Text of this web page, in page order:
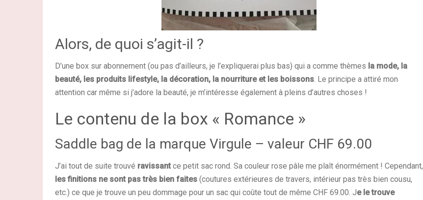
Alors, de quoi s’agit-il ?
D’une box sur abonnement (ou pas d’ailleurs, je l’expliquerai plus bas) qui a comme thèmes la mode, la
beauté, les produits lifestyle, la décoration, la nourriture et les boissons. Le principe a attiré mon
attention car même si j’adore la beauté, je m’intéresse également à pleins d’autres choses !
Le contenu de la box « Romance »
Saddle bag de la marque Virgule – valeur CHF 69.00
J’ai tout de suite trouvé ravissant ce petit sac rond. Sa couleur rose pâle me plaît énormément ! Cependant,
les finitions ne sont pas très bien faites (coutures extérieures de travers, intérieur pas très bien cousu,
etc.) ce que je trouve un peu dommage pour un sac qui coûte tout de même CHF 69.00. Je le trouve